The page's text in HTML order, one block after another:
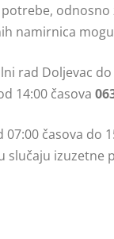
odnosno
namirnica
rad Doljevac do
14:00 časova
07:00 časova do
slučaju izuzetne